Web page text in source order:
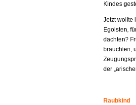
Kindes
Jetzt wollte
Egoisten,
dachten?
brauchten,
der
Raubkind